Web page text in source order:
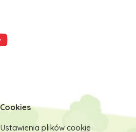
Cookies
Ustawienia plików cookie